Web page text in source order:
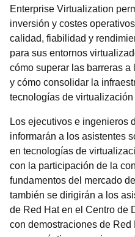
Enterprise Virtualization
inversión y costes
calidad, fiabilidad y
para sus entornos
cómo superar las barreras
y cómo consolidar la
tecnologías de virtualización
Los ejecutivos e ingenieros
informarán a los asistentes
en tecnologías de
con la participación de la
fundamentos del mercado
también se dirigirán a los
de Red Hat en el Centro de
con demostraciones de